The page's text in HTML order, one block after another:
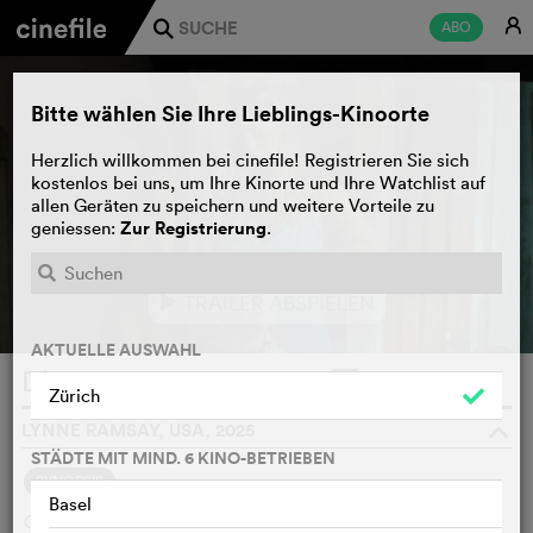
ABO E
j
Die My Love
SYNOPSIS
Grace und ihr Partner Jackson sind gerade in ein
Bitte wählen Sie Ihre Lieblings-Kinoorte
Herzlich willkommen bei cinefile! Registrieren Sie sich
kostenlos bei uns, um Ihre Kinorte und Ihre Watchlist auf
allen Geräten zu speichern und weitere Vorteile zu
geniessen: Zur Registrierung.
AKTUELLE AUSWAHL
Zürich
STÄDTE MIT MIND. 6 KINO-BETRIEBEN
Basel